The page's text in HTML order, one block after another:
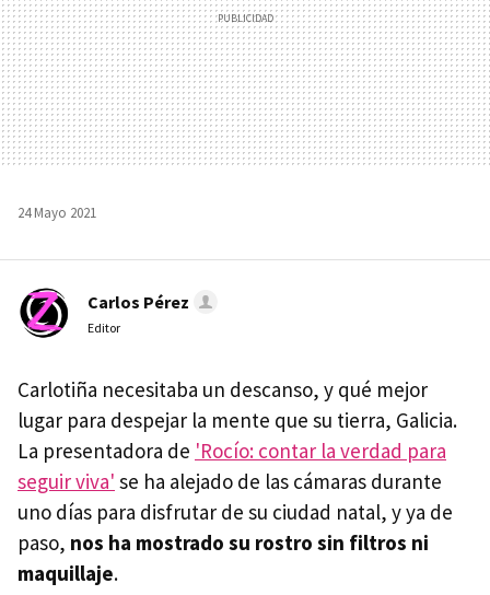
24 Mayo 2021
Carlos Pérez
Editor
Carlotiña necesitaba un descanso, y qué mejor
lugar para despejar la mente que su tierra, Galicia.
La presentadora de 'Rocío: contar la verdad para
seguir viva' se ha alejado de las cámaras durante
uno días para disfrutar de su ciudad natal, y ya de
paso, nos ha mostrado su rostro sin filtros ni
maquillaje.